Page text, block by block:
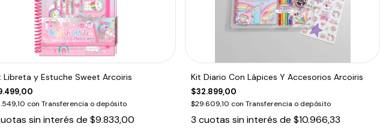
Libreta y Estuche Sweet Arcoiris
con Transferencia o depósito
sin interés de $9.833,00
Kit Diario Con Lápices Y Accesorios Arcoiris
$32.899,00
$29.609,10 con Transferencia o depósito
3 cuotas sin interés de$10.966,33